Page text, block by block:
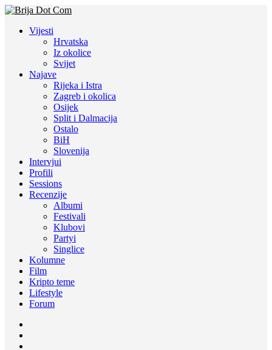
Vijesti
Hrvatska
Iz okolice
Svijet
Najave
Rijeka i Istra
Zagreb i okolica
Osijek
Split i Dalmacija
Ostalo
BiH
Slovenija
Intervjui
Profili
Sessions
Recenzije
Albumi
Festivali
Klubovi
Partyi
Singlice
Kolumne
Film
Kripto teme
Lifestyle
Forum